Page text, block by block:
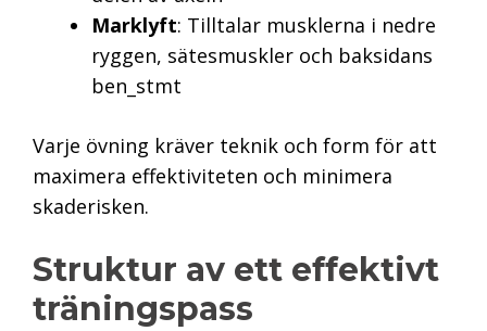
Marklyft: Tilltalar musklerna i nedre
ryggen, sätesmuskler och baksidans
ben_stmt
Varje övning kräver teknik och form för att
maximera effektiviteten och minimera
skaderisken.
Struktur av ett effektivt
träningspass